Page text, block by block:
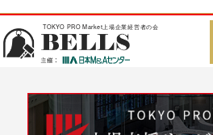
TOKYO PRO Market上場企業経営者の会